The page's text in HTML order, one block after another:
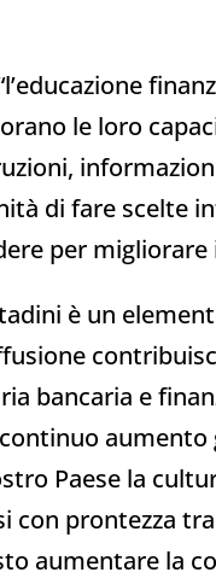
le loro
di fare scelte
per
è un
bancaria e
Paese la
con prontezza
aumentare la